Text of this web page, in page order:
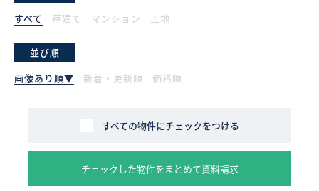
お客様の声
お知らせ
採用情報
お気に入り物件一覧
サイトマップ
すべて
戸建て マンション 土地
並び順
画像あり順▼
新着・更新順 価格順
すべての物件にチェックをつける
チェックした物件をまとめて資料請求